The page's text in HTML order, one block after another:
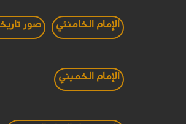
الإمام الخامنئي صور
الإمام الخميني